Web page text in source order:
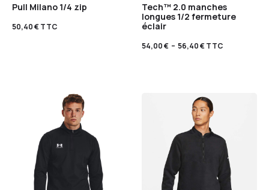
Pull Milano 1/4 zip
50,40€TTC
Tech™ 2.0 manches
longues 1/2 fermeture
éclair
54,00€ – 56,40€TTC